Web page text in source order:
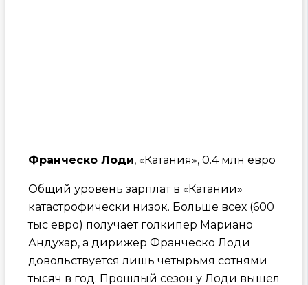
Франческо Лоди, «Катания», 0.4 млн евро
Общий уровень зарплат в «Катании»
катастрофически низок. Больше всех (600
тыс евро) получает голкипер Мариано
Андухар, а дирижер Франческо Лоди
довольствуется лишь четырьмя сотнями
тысяч в год. Прошлый сезон у Лоди вышел